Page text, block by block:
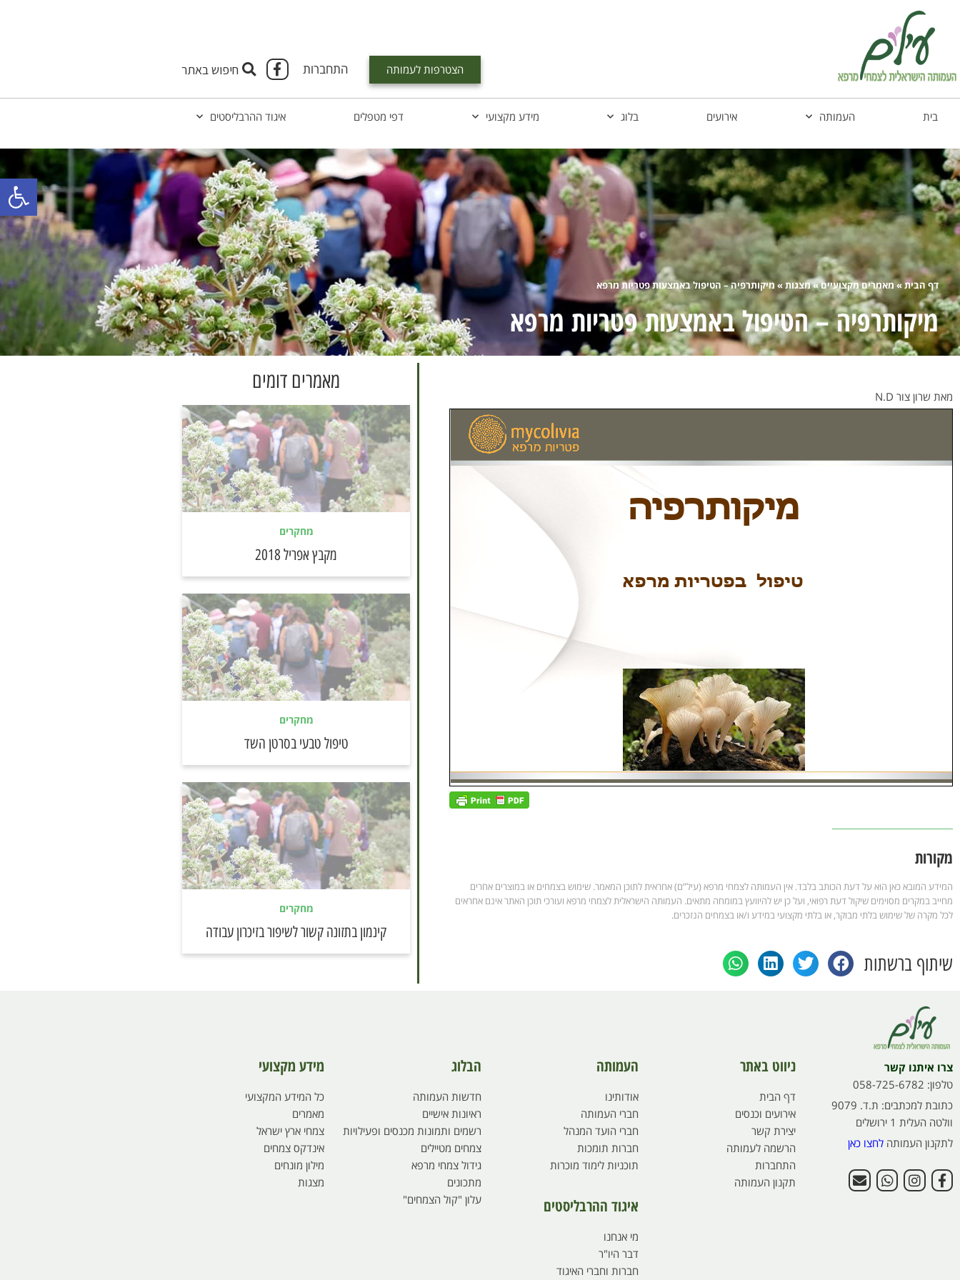
הצטרפות לעמותה התחברות
בית העמותה אירועים בלוג מידע מקצועי דפי מטפלים איגוד ההרבליסטים
דף הבית» מאמרים מקצועיים»מצגות» מיקותרפיה – הטיפול באמצעות פטריות מרפא
מיקותרפיה – הטיפול באמצעות פטריות מרפא
מאת שרון צור N.D
מקורות
המידע המובא כאן הוא על דעת הכותב בלבד. אין העמותה לצמחי מרפא (עיל”ם) אחראית לתוכן המאמר. שימוש בצמחים או במוצרים אחרים
מחייב במקרים מסוימים שיקול דעת רפואי, ועל כן יש להיוועץ במומחה מתאים. העמותה הישראלית לצמחי מרפא ועורכי תוכן האתר אינם אחראים
לכל מקרה של שימוש בלתי מבוקר, או בלתי מקצועי במידע ו/או בצמחים הנזכרים.
שיתוף ברשתות
מאמרים דומים
מחקרים
מקבץ אפריל 2018
מחקרים
טיפול טבעי בסרטן השד
מחקרים
קינמון בתזונה קשור לשיפור בזיכרון עבודה
צרו איתנו קשר
טלפון: 058-725-6782
כתובת למכתבים: ת.ד. 9079
וולטה העלית 1 ירושלים
לתקנון העמותה לחצו כאן
ניווט באתר
דף הבית
אירועים וכנסים
יצירת קשר
הרשמה לעמותה
התחברות
תקנון העמותה
העמותה
אודותינו
חברי העמותה
חברי הועד המנהל
חברות תומכות
תוכניות לימוד מוכרות
איגוד ההרבליסטים
מי אנחנו
דבר היו"ר
חברות וחברי האיגוד
הבלוג
חדשות העמותה
ראיונות אישיים
רשמים ותמונות מכנסים ופעילויות
צמחים מטיילים
גידול צמחי מרפא
מתכונים
עלון "קול הצמחים"
מידע מקצועי
כל המידע המקצועי
מאמרים
צמחי ארץ ישראל
אינדקס צמחים
מילון מונחים
מצגות